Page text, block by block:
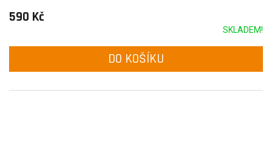
590 Kč
SKLADEM!
DO KOŠÍKU